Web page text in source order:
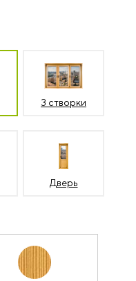
3 створки
Дверь